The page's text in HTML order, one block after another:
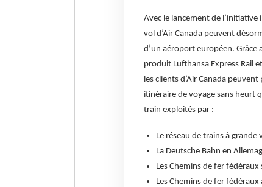
Avec le lancement de l’initiative
vol d’Air Canada peuvent
d’un aéroport européen. Grâce
produit Lufthansa Express Rail
les clients d’Air Canada
itinéraire de voyage sans heurt
train exploités par :
Le réseau de trains à grande
La Deutsche Bahn en
Les Chemins de fer fédéraux
Les Chemins de fer